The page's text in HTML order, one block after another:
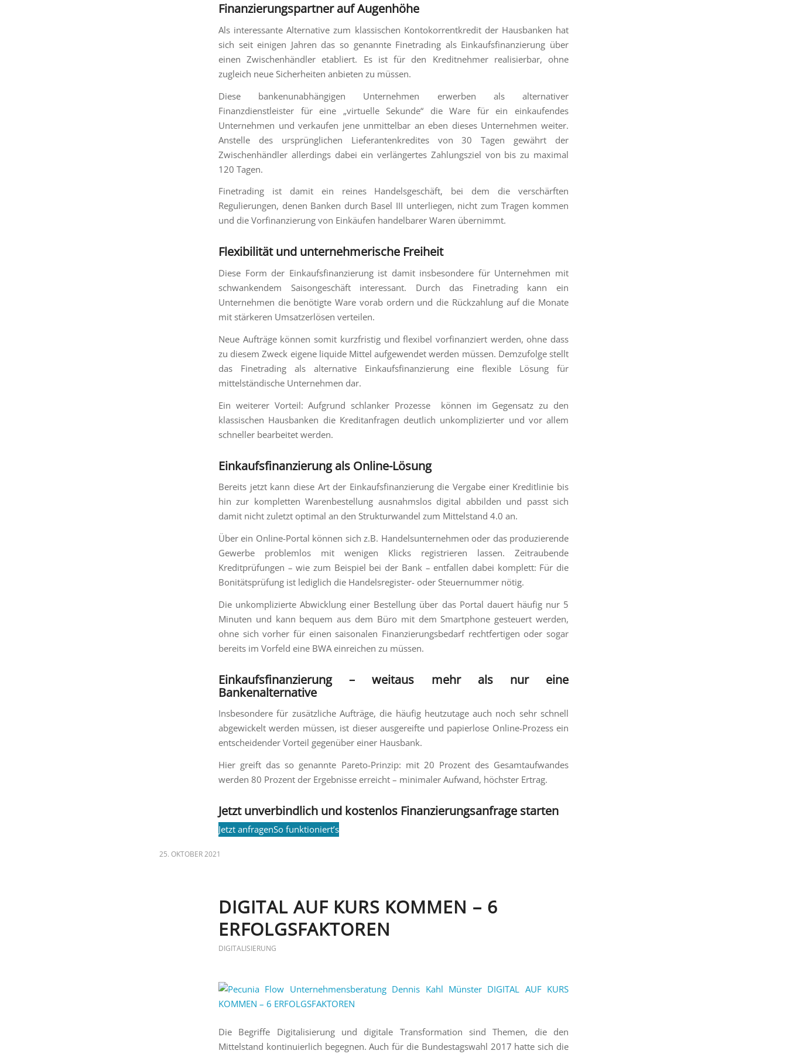
Finanzierungspartner auf Augenhöhe
Als interessante Alternative zum klassischen Kontokorrentkredit der Hausbanken hat
sich seit einigen Jahren das so genannte Finetrading als Einkaufsfinanzierung über
einen Zwischenhändler etabliert. Es ist für den Kreditnehmer realisierbar, ohne
zugleich neue Sicherheiten anbieten zu müssen.
Diese bankenunabhängigen Unternehmen erwerben als alternativer
Finanzdienstleister für eine „virtuelle Sekunde“ die Ware für ein einkaufendes
Unternehmen und verkaufen jene unmittelbar an eben dieses Unternehmen weiter.
Anstelle des ursprünglichen Lieferantenkredites von 30 Tagen gewährt der
Zwischenhändler allerdings dabei ein verlängertes Zahlungsziel von bis zu maximal
120 Tagen.
Finetrading ist damit ein reines Handelsgeschäft, bei dem die verschärften
Regulierungen, denen Banken durch Basel III unterliegen, nicht zum Tragen kommen
und die Vorfinanzierung von Einkäufen handelbarer Waren übernimmt.
Flexibilität und unternehmerische Freiheit
Diese Form der Einkaufsfinanzierung ist damit insbesondere für Unternehmen mit
schwankendem Saisongeschäft interessant. Durch das Finetrading kann ein
Unternehmen die benötigte Ware vorab ordern und die Rückzahlung auf die Monate
mit stärkeren Umsatzerlösen verteilen.
Neue Aufträge können somit kurzfristig und flexibel vorfinanziert werden, ohne dass
zu diesem Zweck eigene liquide Mittel aufgewendet werden müssen. Demzufolge stellt
das Finetrading als alternative Einkaufsfinanzierung eine flexible Lösung für
mittelständische Unternehmen dar.
Ein weiterer Vorteil: Aufgrund schlanker Prozesse können im Gegensatz zu den
klassischen Hausbanken die Kreditanfragen deutlich unkomplizierter und vor allem
schneller bearbeitet werden.
Einkaufsfinanzierung als Online-Lösung
Bereits jetzt kann diese Art der Einkaufsfinanzierung die Vergabe einer Kreditlinie bis
hin zur kompletten Warenbestellung ausnahmslos digital abbilden und passt sich
damit nicht zuletzt optimal an den Strukturwandel zum Mittelstand 4.0 an.
Über ein Online-Portal können sich z.B. Handelsunternehmen oder das produzierende
Gewerbe problemlos mit wenigen Klicks registrieren lassen. Zeitraubende
Kreditprüfungen – wie zum Beispiel bei der Bank – entfallen dabei komplett: Für die
Bonitätsprüfung ist lediglich die Handelsregister- oder Steuernummer nötig.
Die unkomplizierte Abwicklung einer Bestellung über das Portal dauert häufig nur 5
Minuten und kann bequem aus dem Büro mit dem Smartphone gesteuert werden,
ohne sich vorher für einen saisonalen Finanzierungsbedarf rechtfertigen oder sogar
bereits im Vorfeld eine BWA einreichen zu müssen.
Einkaufsfinanzierung – weitaus mehr als nur eine
Bankenalternative
Insbesondere für zusätzliche Aufträge, die häufig heutzutage auch noch sehr schnell
abgewickelt werden müssen, ist dieser ausgereifte und papierlose Online-Prozess ein
entscheidender Vorteil gegenüber einer Hausbank.
Hier greift das so genannte Pareto-Prinzip: mit 20 Prozent des Gesamtaufwandes
werden 80 Prozent der Ergebnisse erreicht – minimaler Aufwand, höchster Ertrag.
Jetzt unverbindlich und kostenlos Finanzierungsanfrage starten
Jetzt anfragenSo funktioniert’s
25. OKTOBER 2021
DIGITAL AUF KURS KOMMEN – 6
ERFOLGSFAKTOREN
DIGITALISIERUNG
Die Begriffe Digitalisierung und digitale Transformation sind Themen, die den
Mittelstand kontinuierlich begegnen. Auch für die Bundestagswahl 2017 hatte sich die